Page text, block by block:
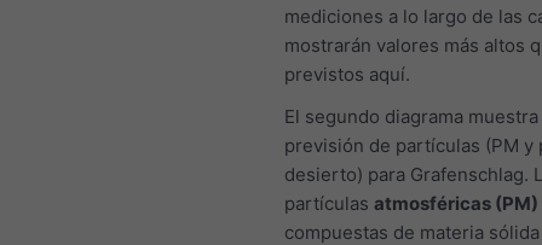
mediciones a lo largo de las
mostrarán valores más altos
previstos aquí.
El segundo diagrama muestra
previsión de partículas (PM y
desierto) para Grafenschlag.
partículas atmosféricas (PM)
compuestas de materia